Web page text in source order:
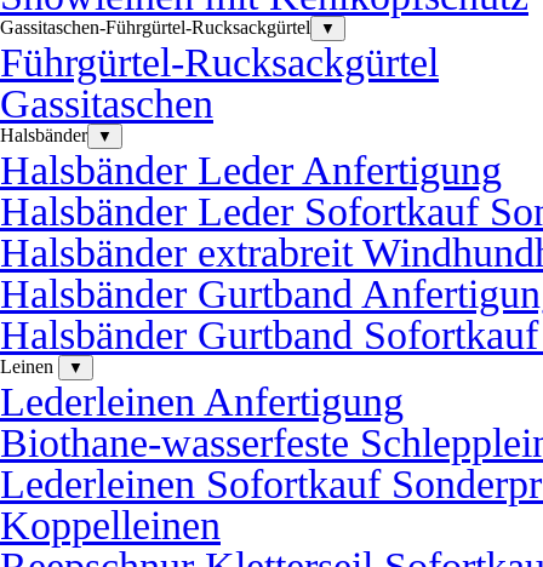
Gassitaschen-Führgürtel-Rucksackgürtel ▼
Führgürtel-Rucksackgürtel
Gassitaschen
Halsbänder ▼
Halsbänder Leder Anfertigung
Halsbänder Leder Sofortkauf
Halsbänder extrabreit
Halsbänder Gurtband
Halsbänder Gurtband
Leinen ▼
Lederleinen Anfertigung
Biothane-wasserfeste
Lederleinen Sofortkauf
Koppelleinen